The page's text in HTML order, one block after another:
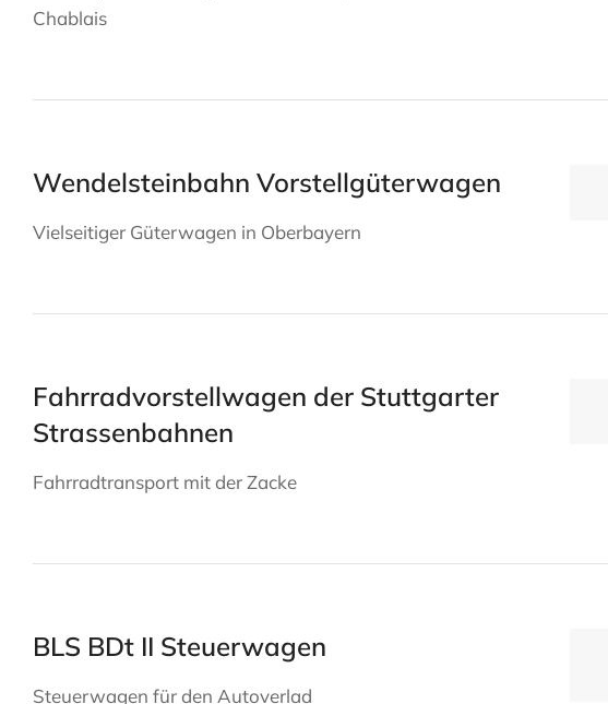
Chablais
Wendelsteinbahn Vorstellgüterwagen
Vielseitiger Güterwagen in Oberbayern
Fahrradvorstellwagen der Stuttgarter
Strassenbahnen
Fahrradtransport mit der Zacke
BLS BDt II Steuerwagen
Steuerwagen für den Autoverlad